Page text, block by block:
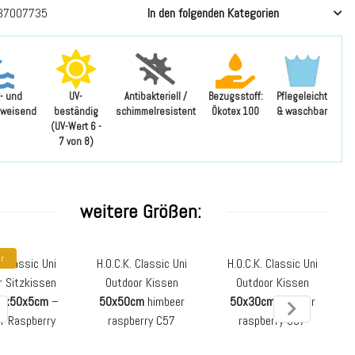
und
UV-
beständig
(UV-Wert 6 -
7 von 8)
Antibakteriell /
schimmelresistent
Bezugsstoff:
Ökotex 100
Pflegeleicht
& waschbar
In den folgenden Kategorien
weitere Größen:
Classic Uni
Sitzkissen
–
Raspberry
H.O.C.K. Classic Uni
Outdoor Kissen
50x50cmhimbeer
raspberry C57
H.O.C.K. Classic Uni
Outdoor Kissen
50x30cmhimbeer
raspberry C57